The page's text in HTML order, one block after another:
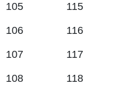
105 115
106 116
107 117
108 118